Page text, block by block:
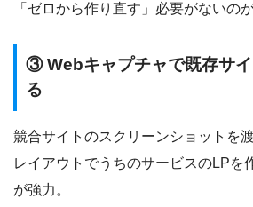
「ゼロから作り直す」必要がないの
③ Webキャプチャで既存サ
る
競合サイトのスクリーンショットを
レイアウトでうちのサービスのLPを
が強力。